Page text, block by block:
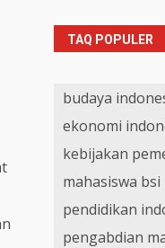
TAQ POPULER
budaya
ekonomi
kebijakan
mahasiswa bsi
pendidikan
pengabdian